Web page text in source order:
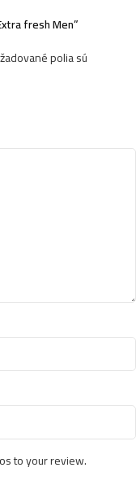
fresh Men”
polia sú
to your review.